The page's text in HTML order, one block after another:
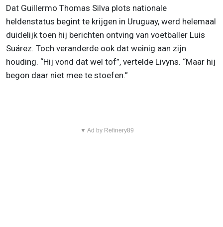
Dat Guillermo Thomas Silva plots nationale
heldenstatus begint te krijgen in Uruguay, werd helemaal
duidelijk toen hij berichten ontving van voetballer Luis
Suárez. Toch veranderde ook dat weinig aan zijn
houding. “Hij vond dat wel tof”, vertelde Livyns. “Maar hij
begon daar niet mee te stoefen.”
▼ Ad by Refinery89